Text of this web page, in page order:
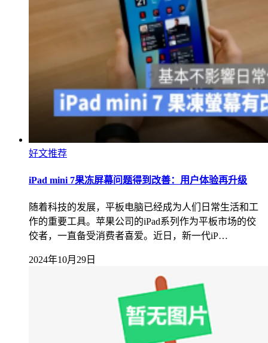
好文推荐
iPad mini 7果冻屏幕问题得到改善：用户体验再升级
随着科技的发展，平板电脑已经成为人们日常生活和工
作的重要工具。苹果公司的iPad系列作为平板市场的佼
佼者，一直备受消费者喜爱。近日，新一代iP…
2024年10月29日